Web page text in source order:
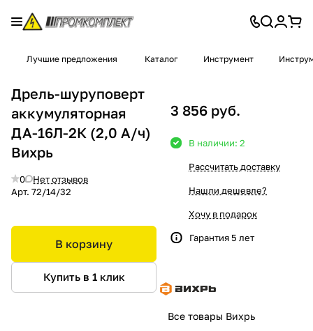
Лучшие предложения Каталог Инструмент
Дрель-шуруповерт
аккумуляторная
ДА-16Л-2К (2,0 А/ч)
Вихрь
0
Нет отзывов
Арт. 72/14/32
В корзину
Купить в 1 клик
3 856 руб.
В наличии: 2
Рассчитать доставку
Нашли дешевле?
Хочу в подарок
Гарантия 5 лет
Все товары Вихрь